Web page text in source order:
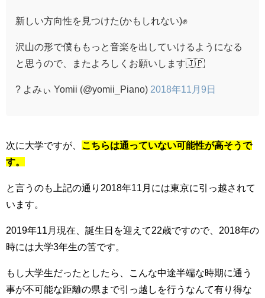
新しい方向性を見つけた(かもしれない)✊
沢山の形で僕ももっと音楽を出していけるようになる
と思うので、またよろしくお願いします🇯🇵
? よみぃ Yomii (@yomii_Piano) 2018年11月9日
次に大学ですが、
こちらは通っていない可能性が高そうで
す。
と言うのも上記の通り2018年11月には東京に引っ越されて
います。
2019年11月現在、誕生日を迎えて22歳ですので、2018年の
時には大学3年生の筈です。
もし大学生だったとしたら、こんな中途半端な時期に通う
事が不可能な距離の県まで引っ越しを行うなんて有り得な